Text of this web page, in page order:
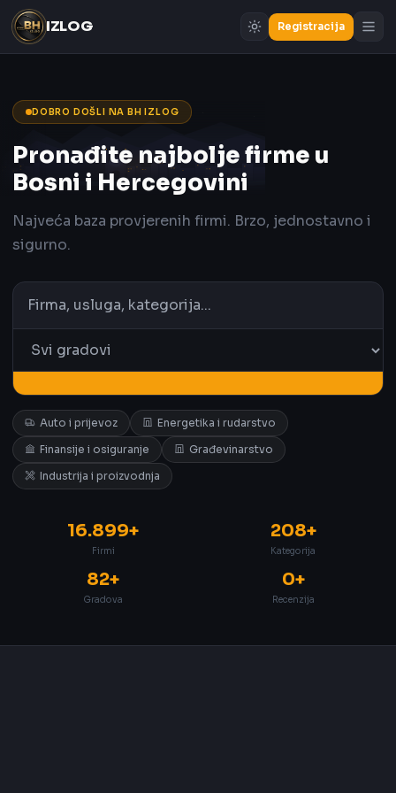
IZLOG Registracija
DOBRO DOŠLI NA BH IZLOG
Pronađite najbolje firme u
Bosni i Hercegovini
Najveća baza provjerenih firmi. Brzo, jednostavno i
sigurno.
Auto i prijevoz
Energetika i rudarstvo
Finansije i osiguranje
Građevinarstvo
Industrija i proizvodnja
16.899+
Firmi
208+
Kategorija
82+
Gradova
0+
Recenzija